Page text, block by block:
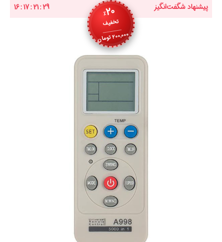
پیشنهاد شگفت‌انگیز 16:17:21:29
٪20
تخفیف
200,000تومان